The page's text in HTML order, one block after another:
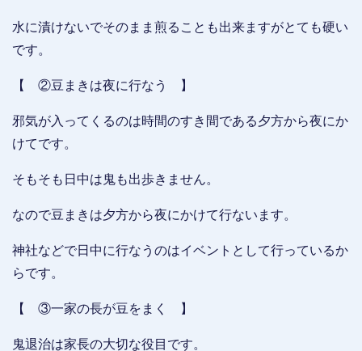
水に漬けないでそのまま煎ることも出来ますがとても硬い
です。
【 ②豆まきは夜に行なう 】
邪気が入ってくるのは時間のすき間である夕方から夜にか
けてです。
そもそも日中は鬼も出歩きません。
なので豆まきは夕方から夜にかけて行ないます。
神社などで日中に行なうのはイベントとして行っているか
らです。
【 ③一家の長が豆をまく 】
鬼退治は家長の大切な役目です。